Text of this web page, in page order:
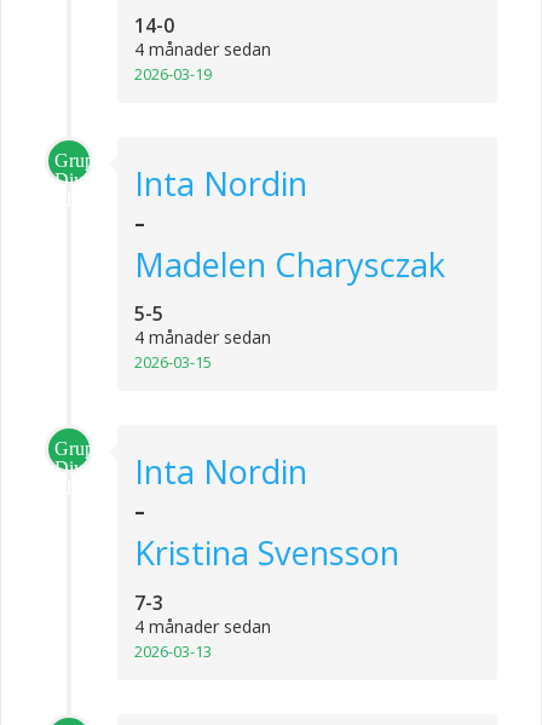
14-0
4 månader sedan
2026-03-19
Grupp
Division
Inta Nordin
-
Madelen Charysczak
5-5
4 månader sedan
2026-03-15
Grupp
Division
Inta Nordin
-
Kristina Svensson
7-3
4 månader sedan
2026-03-13